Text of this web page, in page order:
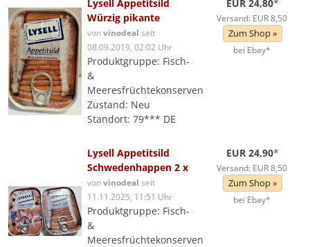
Lysell Appetitsild
Würzig pikante
vonvinodeal seit
08.09.2019, 02:02 Uhr
Produktgruppe: Fisch-
&
Meeresfrüchtekonserven
Zustand: Neu
Standort: 79*** DE
EUR 24,80*
Versand: EUR 8,50
Zum Shop »
bei Ebay*
Lysell Appetitsild
Schwedenhappen 2 x
vonvinodeal seit
11.11.2025, 11:51 Uhr
Produktgruppe: Fisch-
&
Meeresfrüchtekonserven
EUR 24,90*
Versand: EUR 8,50
Zum Shop »
bei Ebay*